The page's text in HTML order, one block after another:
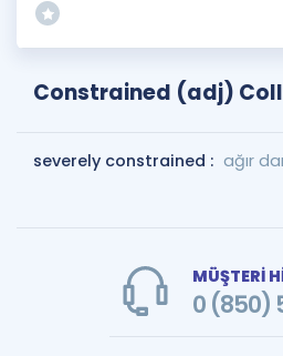
Constrained (adj)
severely constrained : ağır
MÜŞTERİ
0 (850)